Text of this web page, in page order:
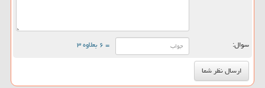
سوال: = ۶ بعلاوه ۳